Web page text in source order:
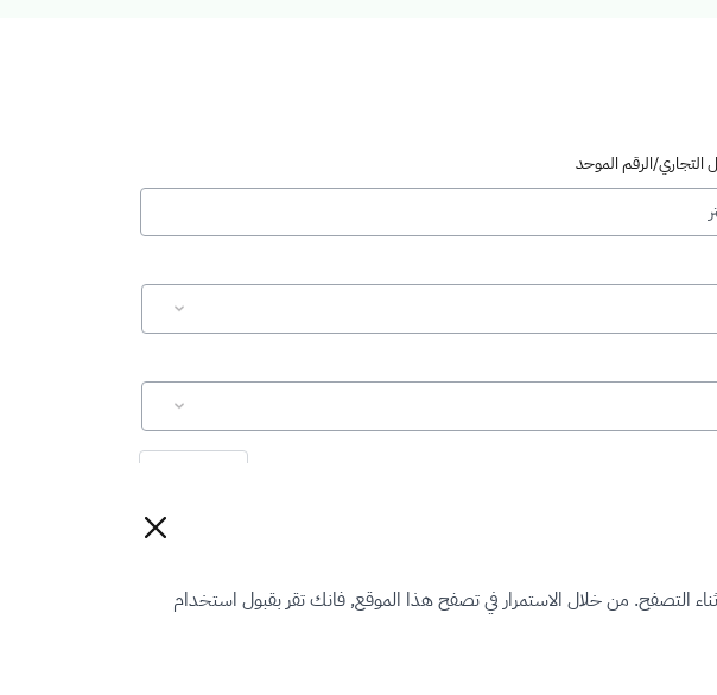
الرقم الموحد
التصفح. من خلال الاستمرار في تصفح هذا الموقع, فانك تقر بقبول استخدام